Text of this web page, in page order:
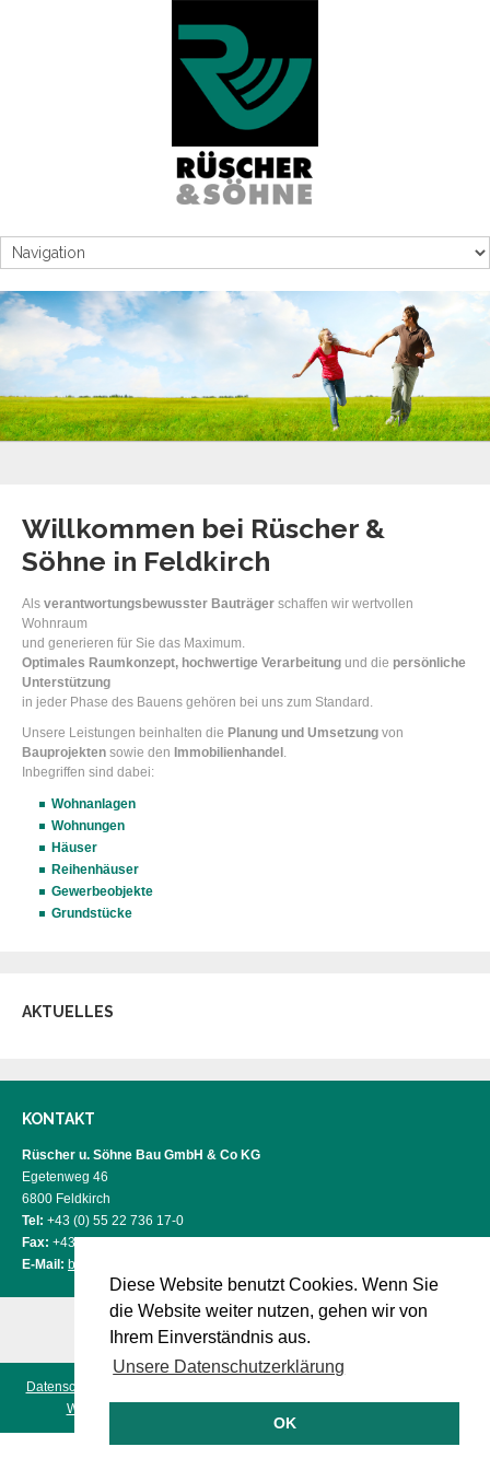
Diese Website benutzt Cookies. Wenn Sie
die Website weiter nutzen, gehen wir von
Ihrem Einverständnis aus.
Unsere Datenschutzerklärung
OK
Willkommen bei Rüscher &
Söhne in Feldkirch
Als verantwortungsbewusster Bauträger schaffen wir wertvollen
Wohnraum
und generieren für Sie das Maximum.
Optimales Raumkonzept, hochwertige Verarbeitung und die persönliche
Unterstützung
in jeder Phase des Bauens gehören bei uns zum Standard.
Unsere Leistungen beinhalten die Planung und Umsetzung von
Bauprojekten sowie den Immobilienhandel .
Inbegriffen sind dabei:
Wohnanlagen
Wohnungen
Häuser
Reihenhäuser
Gewerbeobjekte
Grundstücke
AKTUELLES
KONTAKT
Rüscher u. Söhne Bau GmbH & Co KG
Egetenweg 46
6800 Feldkirch
Tel: +43 (0) 55 22 736 17-0
Fax: +43 (0) 55 22 736 17-9
E-Mail: bau@ruescher.com
Datenschutz
Webdesign & Panoramafotografie aus Vorarlberg - Panograf